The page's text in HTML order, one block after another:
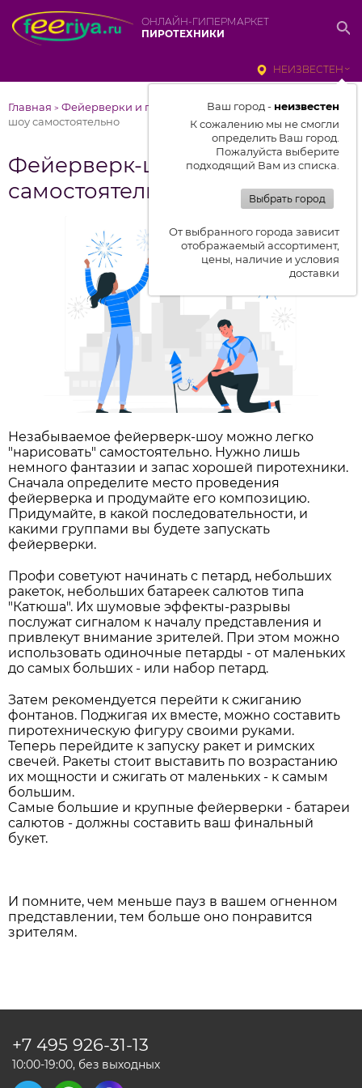
ОНЛАЙН-ГИПЕРМАРКЕТ
ПИРОТЕХНИКИ
НЕИЗВЕСТЕН
Ваш город - неизвестен
К сожалению мы не смогли
определить Ваш город.
Пожалуйста выберите
подходящий Вам из списка.
Выбрать город
От выбранного города зависит
отображаемый ассортимент,
цены, наличие и условия
доставки
Главная > Фейерверки и пиротехника в статьях > Фейерверк-
шоу самостоятельно
Фейерверк-шоу
самостоятельно
Незабываемое фейерверк-шоу можно легко
"нарисовать" самостоятельно. Нужно лишь
немного фантазии и запас хорошей пиротехники.
Сначала определите место проведения
фейерверка и продумайте его композицию.
Придумайте, в какой последовательности, и
какими группами вы будете запускать
фейерверки.
Профи советуют начинать с петард, небольших
ракеток, небольших батареек салютов типа
"Катюша". Их шумовые эффекты-разрывы
послужат сигналом к началу представления и
привлекут внимание зрителей. При этом можно
использовать одиночные петарды - от маленьких
до самых больших - или набор петард.
Затем рекомендуется перейти к сжиганию
фонтанов. Поджигая их вместе, можно составить
пиротехническую фигуру своими руками.
Теперь перейдите к запуску ракет и римских
свечей. Ракеты стоит выставить по возрастанию
их мощности и сжигать от маленьких - к самым
большим.
Cамые большие и крупные фейерверки - батареи
салютов - должны составить ваш финальный
букет.
И помните, чем меньше пауз в вашем огненном
представлении, тем больше оно понравится
зрителям.
+7 495 926-31-13
10:00-19:00, без выходных